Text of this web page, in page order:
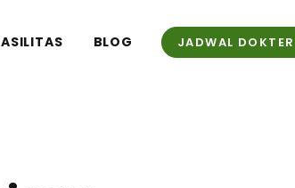
BLOG JADWAL DOKTER